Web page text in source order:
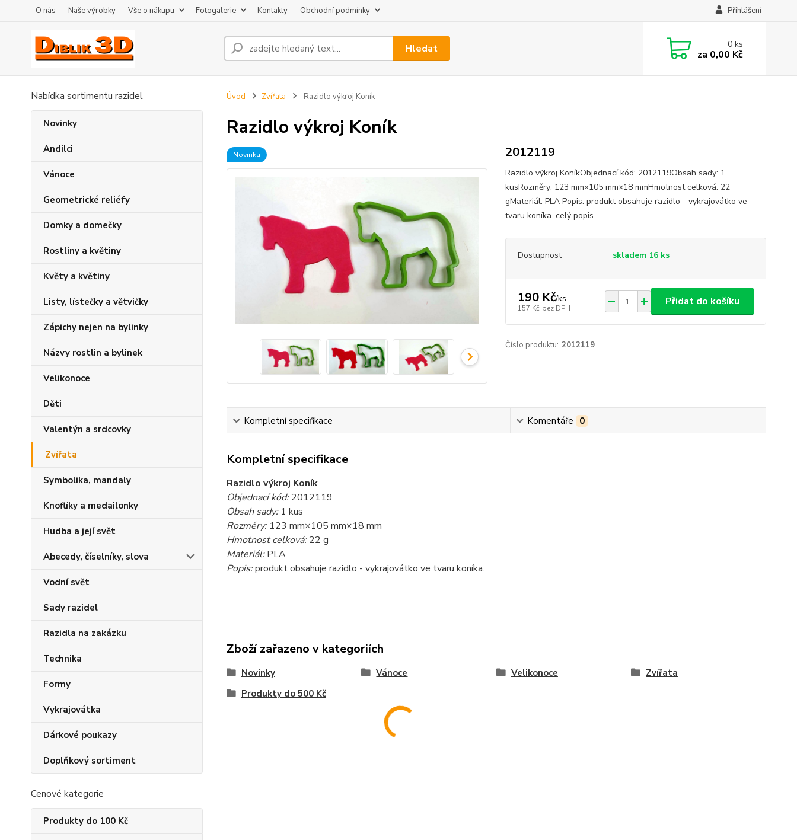
O nás Naše výrobky Vše o nákupu Fotogalerie Kontakty Obchodní podmínky Přihlášení
Hledat 0ks
za 0,00 Kč
Nabídka sortimentu razidel
Novinky
Andílci
Vánoce
Geometrické reliéfy
Domky a domečky
Rostliny a květiny
Květy a květiny
Listy, lístečky a větvičky
Zápichy nejen na bylinky
Názvy rostlin a bylinek
Velikonoce
Děti
Valentýn a srdcovky
Zvířata
Symbolika, mandaly
Knoflíky a medailonky
Hudba a její svět
Abecedy, číselníky, slova
Vodní svět
Sady razidel
Razidla na zakázku
Technika
Formy
Vykrajovátka
Dárkové poukazy
Doplňkový sortiment
Cenové kategorie
Produkty do 100 Kč
Úvod Zvířata Razidlo výkroj Koník
Razidlo výkroj Koník
Novinka 2012119
Razidlo výkroj KoníkObjednací kód: 2012119Obsah sady: 1
kusRozměry: 123 mm×105 mm×18 mmHmotnost celková: 22
gMateriál: PLA Popis: produkt obsahuje razidlo - vykrajovátko ve
tvaru koníka. celý popis
Dostupnost skladem 16 ks
190 Kč/ks
157 Kč bez DPH
Přidat do košíku
Číslo produktu: 2012119
Kompletní specifikace Komentáře 0
Kompletní specifikace
Razidlo výkroj Koník
Objednací kód:2012119
Obsah sady: 1 kus
Rozměry: 123 mm×105 mm×18 mm
Hmotnost celková:22 g
Materiál:PLA
Popis:produkt obsahuje razidlo - vykrajovátko ve tvaru koníka.
Zboží zařazeno v kategoriích
Novinky Vánoce Velikonoce
Zvířata
Produkty do 500 Kč